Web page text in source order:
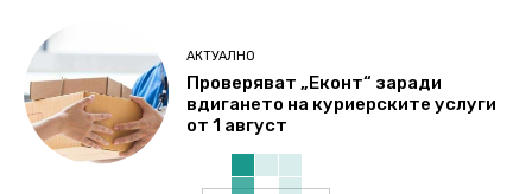
АКТУАЛНО
Проверяват „Еконт“ заради
вдигането на куриерските услуги
от 1 август